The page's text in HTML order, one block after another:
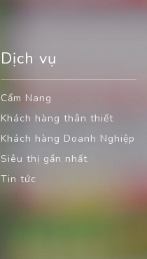
Dịch vụ
Cẩm Nang
Khách hàng thân thiết
Khách hàng Doanh Nghiệp
Siêu thị gần nhất
Tin tức